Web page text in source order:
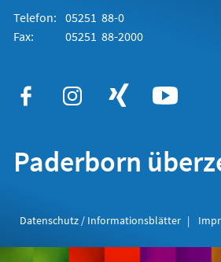
Telefon: 05251 88-0
Fax:
05251 88-2000
Paderborn
Datenschutz / Informationsblätter